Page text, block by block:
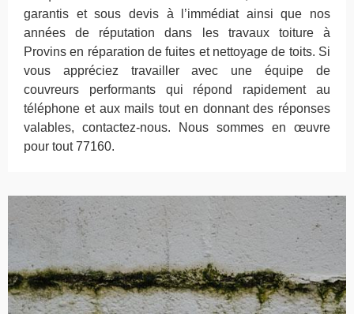
garantis et sous devis à l’immédiat ainsi que nos
années de réputation dans les travaux toiture à
Provins en réparation de fuites et nettoyage de toits. Si
vous appréciez travailler avec une équipe de
couvreurs performants qui répond rapidement au
téléphone et aux mails tout en donnant des réponses
valables, contactez-nous. Nous sommes en œuvre
pour tout 77160.